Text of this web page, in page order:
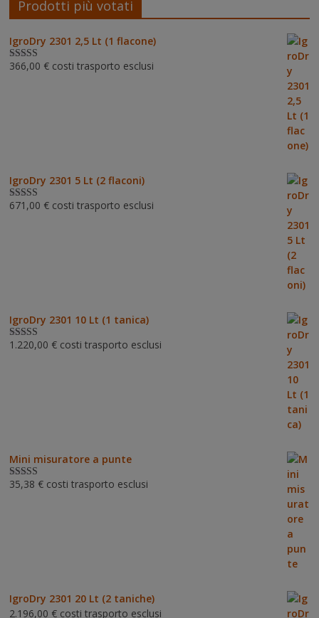
Prodotti più votati
IgroDry 2301 2,5 Lt (1 flacone)
Valutato5.00
366,00 € costi trasporto esclusi
IgroDry 2301 5 Lt (2 flaconi)
Valutato5.00
671,00 € costi trasporto esclusi
IgroDry 2301 10 Lt (1 tanica)
Valutato5.00
1.220,00 € costi trasporto esclusi
Mini misuratore a punte
Valutat
35,38 € costi trasporto esclusi
IgroDry 2301 20 Lt (2 taniche)
2.196,00 € costi trasporto esclusi